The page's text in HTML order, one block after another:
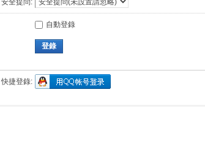
安全提問:
自動登錄
登錄
快捷登錄: